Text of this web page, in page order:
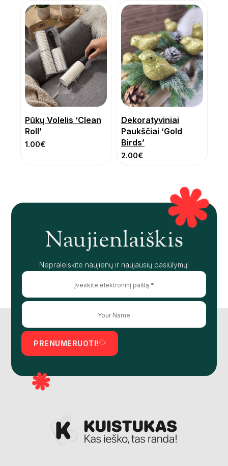
Pūkų Volelis ‘Clean
Roll’
1.00€
Dekoratyviniai
Paukščiai ‘Gold
Birds’
2.00€
Naujienlaiškis
Nepraleiskite naujienų ir naujausių pasiūlymų!
PRENUMERUOTI!